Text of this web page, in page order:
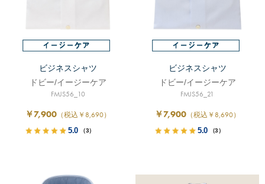
ビジネスシャツ
ドビー/イージーケア
FMJS56_10
￥7,900 （税込￥8,690）
5.0 （3）
ビジネスシャツ
ドビー/イージーケア
FMJS56_21
￥7,900 （税込￥8,690）
5.0 （3）